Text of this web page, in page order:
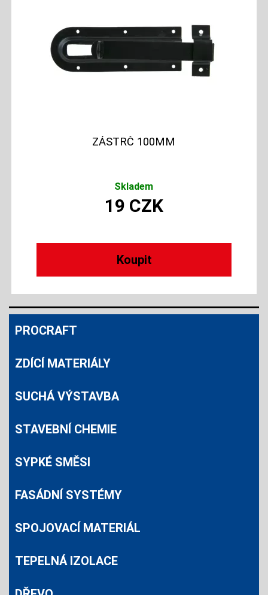
ZÁSTRČ 100MM
Skladem
19 CZK
PROCRAFT
ZDÍCÍ MATERIÁLY
SUCHÁ VÝSTAVBA
STAVEBNÍ CHEMIE
SYPKÉ SMĚSI
FASÁDNÍ SYSTÉMY
SPOJOVACÍ MATERIÁL
TEPELNÁ IZOLACE